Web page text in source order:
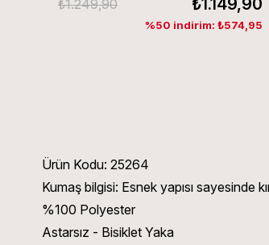
₺1.249,90
%50 indirim: ₺574,95
Ürün Kodu: 25264
Kumaş bilgisi: Esnek yapısı sayesinde
%100 Polyester
Astarsız - Bisiklet Yaka